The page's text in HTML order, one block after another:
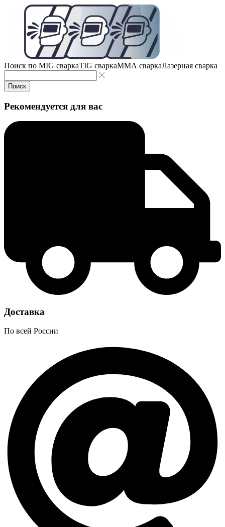
Поиск по MIG сваркаTIG сваркаMMA сваркаЛазерная сварка
Поиск
Рекомендуется для вас
Доставка
По всей России